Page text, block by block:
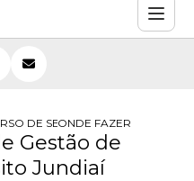
NO TRANSITO
DE SEGURANCA DO
ONDE FAZER CURSO
Gestão de
Jundiaí